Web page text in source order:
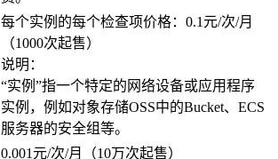
每个实例的每个检查项价格：0.1元/次/月
（1000次起售）
说明：
“实例”指一个特定的网络设备或应用程序
实例，例如对象存储OSS中的Bucket、ECS
服务器的安全组等。
0.001元/次/月（10万次起售）